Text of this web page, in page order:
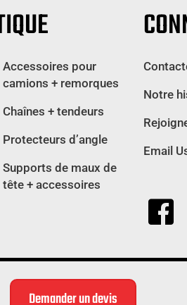
Accessoires pour
camions + remorques
Chaînes + tendeurs
Protecteurs d’angle
Supports de maux de
tête + accessoires
Notre
Email
Demander un devis